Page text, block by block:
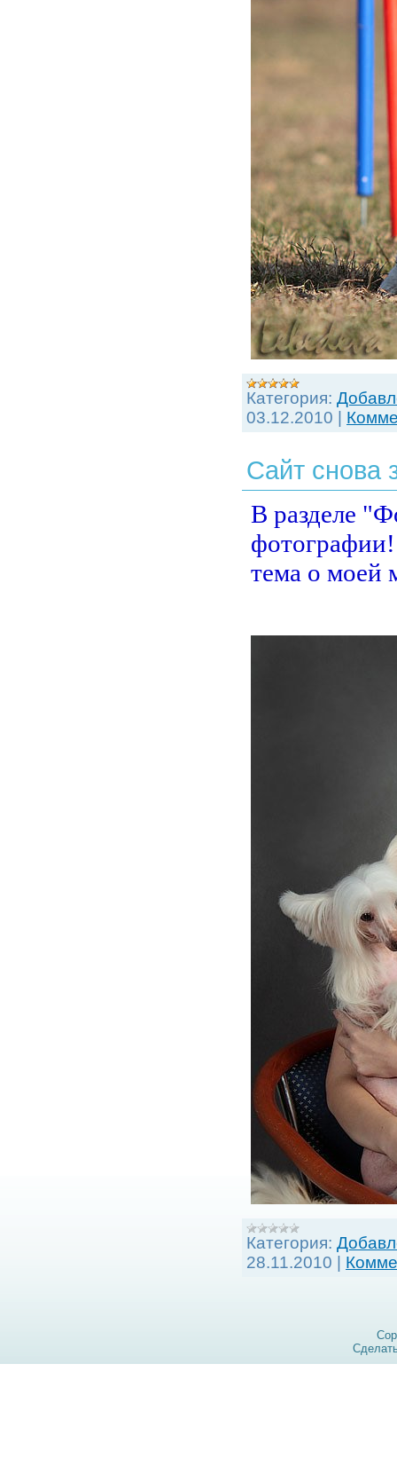
Категория:
03.12.2010
Сайт снова
В разделе
тема о моей
Категория:
28.11.2010